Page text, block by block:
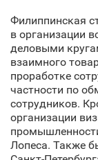
Филиппинская
в организации
деловыми
взаимного
проработке
частности по
сотрудников.
организации
Лопеса. Также